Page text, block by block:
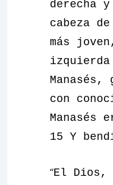
derecha
cabeza
más
izquierda
Manasés,
con
Manasés
15 Y
“El Dios,